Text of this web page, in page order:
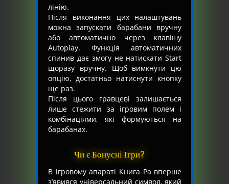
лінію.
Після виконання цих налаштувань
можна запускати барабани вручну
або автоматично через клавішу
Autoplay. Функція автоматичних
спинив дає змогу не натискати Start
щоразу вручну. Щоб вимкнути цю
опцію, достатньо натиснути кнопку
ще раз.
Після цього гравцеві залишається
лише стежити за ігровим полем і
комбінаціями, які формуються на
барабанах.
Чи є Бонусні Ігри?
В ігровому апараті Книга Ра вперше
з’явився універсальний символ, який